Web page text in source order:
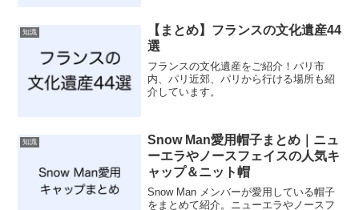
知識
【まとめ】フランスの文化遺産44
選
フランスの文化遺産をご紹介！パリ市
内、パリ近郊、パリから行ける場所も紹
介しています。
知識
Snow Man愛用帽子まとめ｜ニュ
ーエラやノースフェイスの人気キ
ャップ＆ニット帽
Snow Man メンバーが愛用している帽子
をまとめて紹介。ニューエラやノースフ